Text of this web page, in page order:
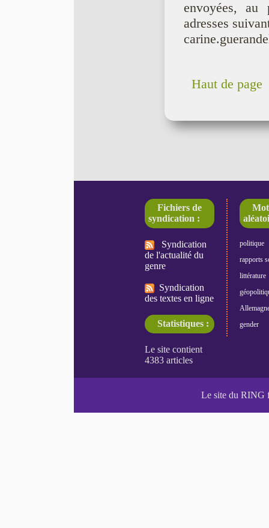
envoyées,
adresses
Haut de page
Fichiers de
syndication :
Syndication
de l'actualité du
genre
Syndication
des textes en ligne
Statistiques :
politique
rapports
littérature
gender
Le site du RING